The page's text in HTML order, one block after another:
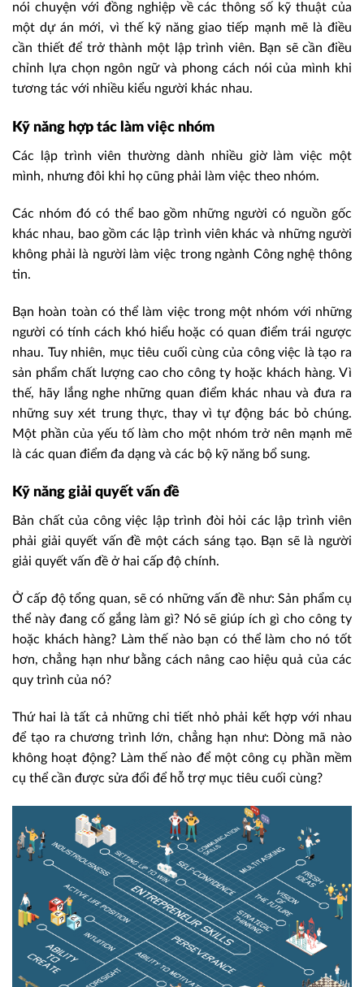
nói chuyện với đồng nghiệp về các thông số kỹ thuật của
một dự án mới, vì thế kỹ năng giao tiếp mạnh mẽ là điều
cần thiết để trở thành một lập trình viên. Bạn sẽ cần điều
chỉnh lựa chọn ngôn ngữ và phong cách nói của mình khi
tương tác với nhiều kiểu người khác nhau.
Kỹ năng hợp tác làm việc nhóm
Các lập trình viên thường dành nhiều giờ làm việc một
mình, nhưng đôi khi họ cũng phải làm việc theo nhóm.
Các nhóm đó có thể bao gồm những người có nguồn gốc
khác nhau, bao gồm các lập trình viên khác và những người
không phải là người làm việc trong ngành Công nghệ thông
tin.
Bạn hoàn toàn có thể làm việc trong một nhóm với những
người có tính cách khó hiểu hoặc có quan điểm trái ngược
nhau. Tuy nhiên, mục tiêu cuối cùng của công việc là tạo ra
sản phẩm chất lượng cao cho công ty hoặc khách hàng. Vì
thế, hãy lắng nghe những quan điểm khác nhau và đưa ra
những suy xét trung thực, thay vì tự động bác bỏ chúng.
Một phần của yếu tố làm cho một nhóm trở nên mạnh mẽ
là các quan điểm đa dạng và các bộ kỹ năng bổ sung.
Kỹ năng giải quyết vấn đề
Bản chất của công việc lập trình đòi hỏi các lập trình viên
phải giải quyết vấn đề một cách sáng tạo. Bạn sẽ là người
giải quyết vấn đề ở hai cấp độ chính.
Ở cấp độ tổng quan, sẽ có những vấn đề như: Sản phẩm cụ
thể này đang cố gắng làm gì? Nó sẽ giúp ích gì cho công ty
hoặc khách hàng? Làm thế nào bạn có thể làm cho nó tốt
hơn, chẳng hạn như bằng cách nâng cao hiệu quả của các
quy trình của nó?
Thứ hai là tất cả những chi tiết nhỏ phải kết hợp với nhau
để tạo ra chương trình lớn, chẳng hạn như: Dòng mã nào
không hoạt động? Làm thế nào để một công cụ phần mềm
cụ thể cần được sửa đổi để hỗ trợ mục tiêu cuối cùng?